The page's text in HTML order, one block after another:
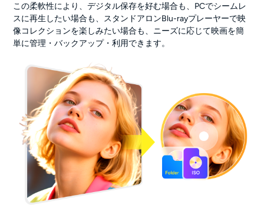
この柔軟性により、デジタル保存を好む場合も、PCでシームレ
スに再生したい場合も、スタンドアロンBlu-rayプレーヤーで映
像コレクションを楽しみたい場合も、ニーズに応じて映画を簡
単に管理・バックアップ・利用できます。